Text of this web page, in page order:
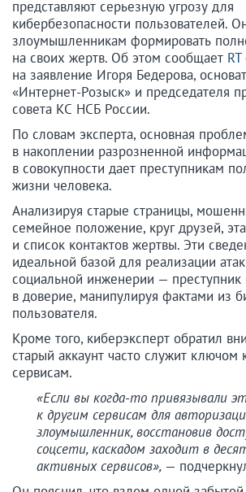
представляют серьезную угрозу для
кибербезопасности пользователей.
злоумышленникам формировать
на своих жертв. Об этом сообщает RT
на заявление Игоря Бедерова,
«Интернет-Розыск» и председателя
совета КС НСБ России.
По словам эксперта, основная
в накоплении разрозненной
в совокупности дает преступникам
жизни человека.
Анализируя старые страницы,
семейное положение, круг друзей,
и список контактов жертвы. Эти
идеальной базой для реализации
социальной инженерии — преступник
в доверие, манипулируя фактами из
пользователя.
Кроме того, киберэксперт обратил
старый аккаунт часто служит ключом
сервисам.
«Если вы когда-то привязывали
к другим сервисам для
злоумышленник, восстановив
соцсети, каскадом заходит в
активных сервисов», —